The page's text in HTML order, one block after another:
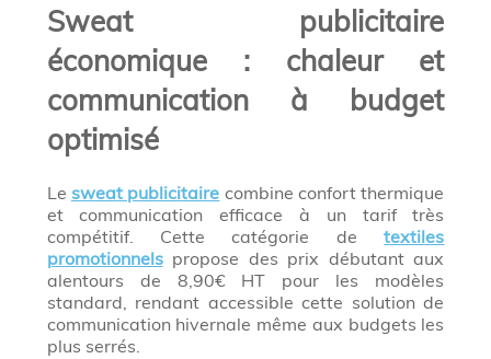
Sweat publicitaire
économique : chaleur et
communication à budget
optimisé
Le sweat publicitaire combine confort thermique
et communication efficace à un tarif très
compétitif. Cette catégorie detextiles
promotionnelspropose des prix débutant aux
alentours de 8,90€ HT pour les modèles
standard, rendant accessible cette solution de
communication hivernale même aux budgets les
plus serrés.